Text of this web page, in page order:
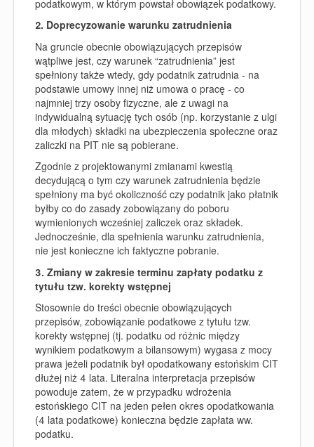
podatkowym, w którym powstał obowiązek podatkowy.
2. Doprecyzowanie warunku zatrudnienia
Na gruncie obecnie obowiązujących przepisów
wątpliwe jest, czy warunek “zatrudnienia” jest
spełniony także wtedy, gdy podatnik zatrudnia - na
podstawie umowy innej niż umowa o pracę - co
najmniej trzy osoby fizyczne, ale z uwagi na
indywidualną sytuację tych osób (np. korzystanie z ulgi
dla młodych) składki na ubezpieczenia społeczne oraz
zaliczki na PIT nie są pobierane.
Zgodnie z projektowanymi zmianami kwestią
decydującą o tym czy warunek zatrudnienia będzie
spełniony ma być okoliczność czy podatnik jako płatnik
byłby co do zasady zobowiązany do poboru
wymienionych wcześniej zaliczek oraz składek.
Jednocześnie, dla spełnienia warunku zatrudnienia,
nie jest konieczne ich faktyczne pobranie.
3. Zmiany w zakresie terminu zapłaty podatku z
tytułu tzw. korekty wstępnej
Stosownie do treści obecnie obowiązujących
przepisów, zobowiązanie podatkowe z tytułu tzw.
korekty wstępnej (tj. podatku od różnic między
wynikiem podatkowym a bilansowym) wygasa z mocy
prawa jeżeli podatnik był opodatkowany estońskim CIT
dłużej niż 4 lata. Literalna interpretacja przepisów
powoduje zatem, że w przypadku wdrożenia
estońskiego CIT na jeden pełen okres opodatkowania
(4 lata podatkowe) konieczna będzie zapłata ww.
podatku.